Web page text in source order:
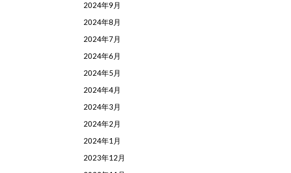
2024年9月
2024年8月
2024年7月
2024年6月
2024年5月
2024年4月
2024年3月
2024年2月
2024年1月
2023年12月